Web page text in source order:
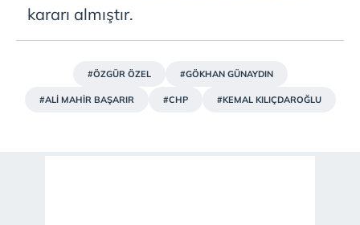
kararı almıştır.
#ÖZGÜR ÖZEL #GÖKHAN GÜNAYDIN
#ALİ MAHİR BAŞARIR #CHP #KEMAL KILIÇDAROĞLU